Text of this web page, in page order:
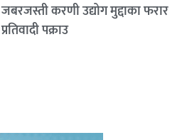
जबरजस्ती करणी उद्योग मुद्दाका फरार
प्रतिवादी पक्राउ